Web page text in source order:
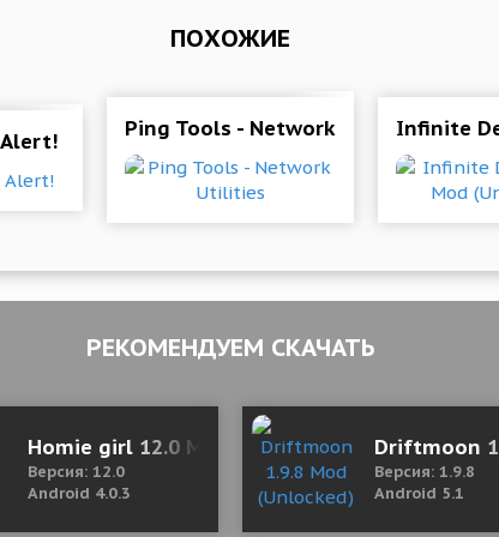
ПОХОЖИЕ
Ping Tools - Network UtilitiesInfinite
РЕКОМЕНДУЕМ СКАЧАТЬ
(полная версия)
Homie girl 12.0 Mod (Infinite Diamond)
Версия: 12.0
Android 4.0.3
Driftmoon
Версия: 1.9.8
Android 5.1